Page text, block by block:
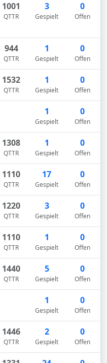
1001
QTTR
3
Gespielt
0
Offen
944
QTTR
1
Gespielt
0
Offen
1532
QTTR
1
Gespielt
0
Offen
1
Gespielt
0
Offen
1308
QTTR
1
Gespielt
0
Offen
1110
QTTR
17
Gespielt
0
Offen
1220
QTTR
3
Gespielt
0
Offen
1110
QTTR
1
Gespielt
0
Offen
1440
QTTR
5
Gespielt
0
Offen
1
Gespielt
0
Offen
1446
QTTR
2
Gespielt
0
Offen